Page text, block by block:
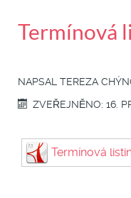
Termínová
NAPSAL TEREZA
ZVEŘEJNĚNO: 16.
Termínová